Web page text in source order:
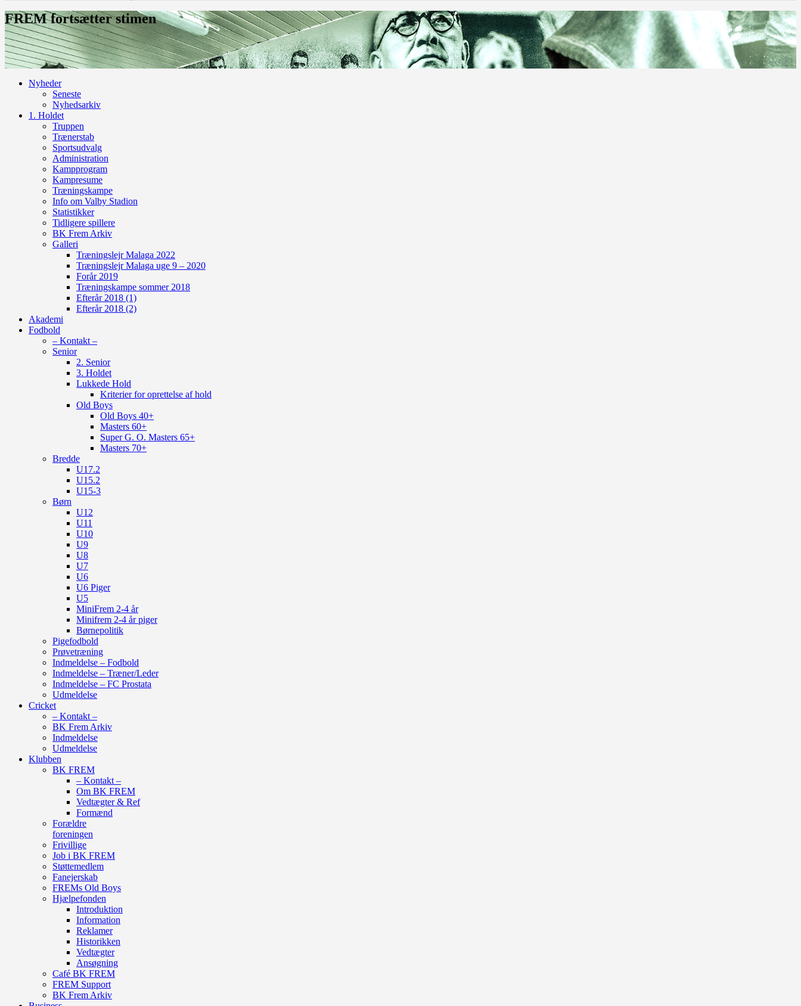
FREM fortsætter stimen
Nyheder
Seneste
Nyhedsarkiv
1. Holdet
Truppen
Trænerstab
Sportsudvalg
Administration
Kampprogram
Kampresume
Træningskampe
Info om Valby Stadion
Statistikker
Tidligere spillere
BK Frem Arkiv
Galleri
Træningslejr Malaga 2022
Træningslejr Malaga uge 9 – 2020
Forår 2019
Træningskampe sommer 2018
Efterår 2018 (1)
Efterår 2018 (2)
Akademi
Fodbold
– Kontakt –
Senior
2. Senior
3. Holdet
Lukkede Hold
Kriterier for oprettelse af hold
Old Boys
Old Boys 40+
Masters 60+
Super G. O. Masters 65+
Masters 70+
Bredde
U17.2
U15.2
U15-3
Børn
U12
U11
U10
U9
U8
U7
U6
U6 Piger
U5
MiniFrem 2-4 år
Minifrem 2-4 år piger
Børnepolitik
Pigefodbold
Prøvetræning
Indmeldelse – Fodbold
Indmeldelse – Træner/Leder
Indmeldelse – FC Prostata
Udmeldelse
Cricket
– Kontakt –
BK Frem Arkiv
Indmeldelse
Udmeldelse
Klubben
BK FREM
– Kontakt –
Om BK FREM
Vedtægter & Ref
Formænd
Forældre
foreningen
Frivillige
Job i BK FREM
Støttemedlem
Fanejerskab
FREMs Old Boys
Hjælpefonden
Introduktion
Information
Reklamer
Historikken
Vedtægter
Ansøgning
Café BK FREM
FREM Support
BK Frem Arkiv